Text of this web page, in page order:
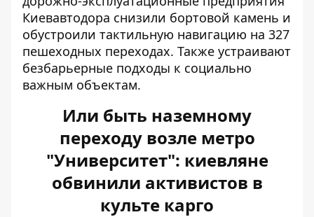
Киевавтодора снизили бортовой камень и
обустроили тактильную навигацию на 327
пешеходных переходах. Также устраивают
безбарьерные подходы к социально
важным объектам.
Или быть наземному
переходу возле метро
"Университет": киевляне
обвинили активистов в
культе карго